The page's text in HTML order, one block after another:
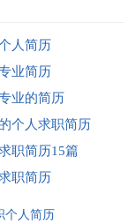
人简历
业简历
业的简历
个人求职简历
职简历15篇
职简历
个人简历